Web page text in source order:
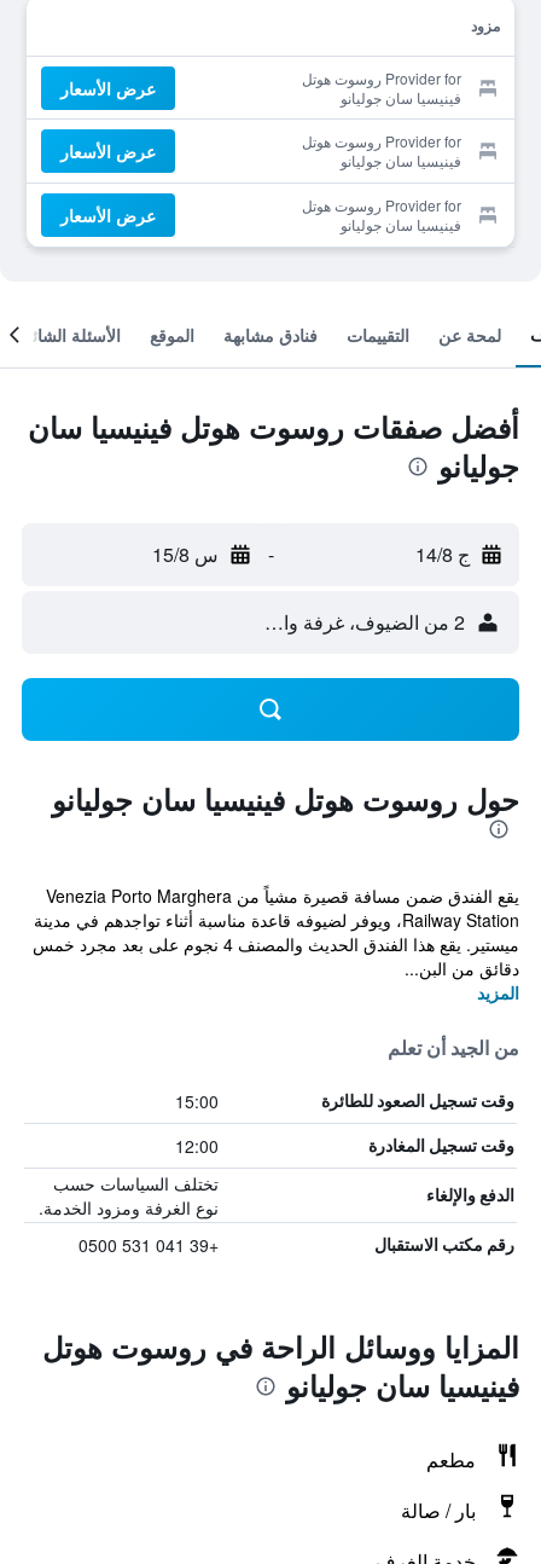
مزود
Provider for روسوت هوتل
فينيسيا سان جوليانو
عرض الأسعار
Provider for روسوت هوتل
فينيسيا سان جوليانو
عرض الأسعار
Provider for روسوت هوتل
فينيسيا سان جوليانو
عرض الأسعار
لمحة عن التقييمات فنادق مشابهة الموقع الأسئلة الشائعة
أفضل صفقات روسوت هوتل فينيسيا سان
جوليانو
ج 14/8 - س 15/8
2 من الضيوف، غرفة واحدة
حول روسوت هوتل فينيسيا سان جوليانو
يقع الفندق ضمن مسافة قصيرة مشياً من Venezia Porto Marghera
Railway Station، ويوفر لضيوفه قاعدة مناسبة أثناء تواجدهم في مدينة
ميستير. يقع هذا الفندق الحديث والمصنف 4 نجوم على بعد مجرد خمس
دقائق من البن...
المزيد
من الجيد أن تعلم
وقت تسجيل الصعود للطائرة 15:00
وقت تسجيل المغادرة 12:00
الدفع والإلغاء
تختلف السياسات حسب
نوع الغرفة ومزود الخدمة.
رقم مكتب الاستقبال +39 041 531 0500
المزايا ووسائل الراحة في روسوت هوتل
فينيسيا سان جوليانو
مطعم
بار / صالة